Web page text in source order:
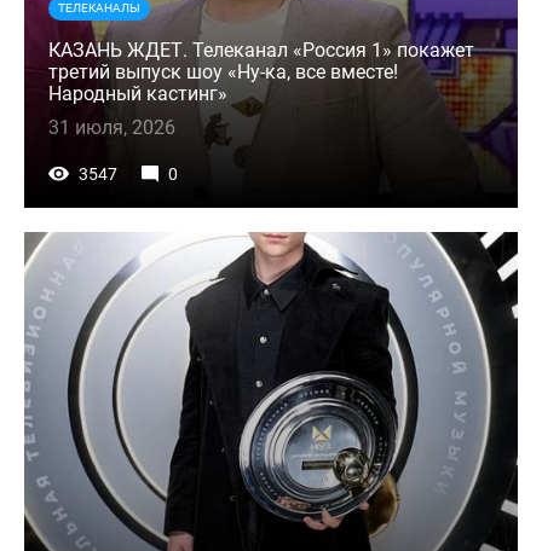
ТЕЛЕКАНАЛЫ
КАЗАНЬ ЖДЕТ. Телеканал «Россия 1» покажет
третий выпуск шоу «Ну-ка, все вместе!
Народный кастинг»
31 июля, 2026
3547 0